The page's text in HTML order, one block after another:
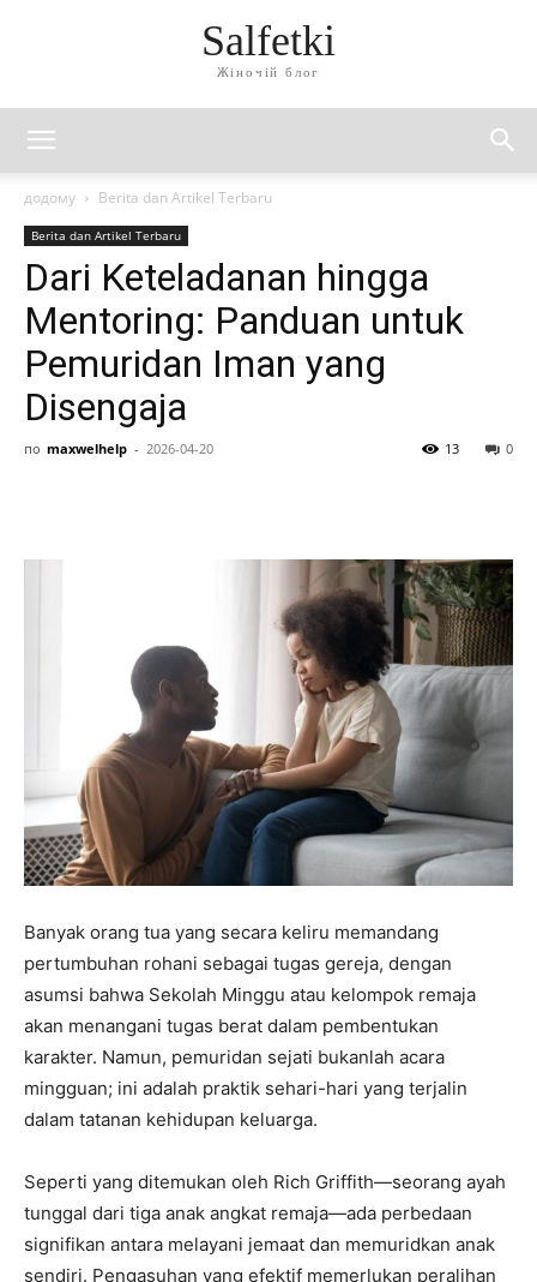
Salfetki
Жіночій блог
додому Berita dan Artikel Terbaru
Berita dan Artikel Terbaru
Dari Keteladanan hingga
Mentoring: Panduan untuk
Pemuridan Iman yang
Disengaja
по maxwelhelp - 2026-04-20 0
13
Banyak orang tua yang secara keliru memandang
pertumbuhan rohani sebagai tugas gereja, dengan
asumsi bahwa Sekolah Minggu atau kelompok remaja
akan menangani tugas berat dalam pembentukan
karakter. Namun, pemuridan sejati bukanlah acara
mingguan; ini adalah praktik sehari-hari yang terjalin
dalam tatanan kehidupan keluarga.
Seperti yang ditemukan oleh Rich Griffith—seorang ayah
tunggal dari tiga anak angkat remaja—ada perbedaan
signifikan antara melayani jemaat dan memuridkan anak
sendiri. Pengasuhan yang efektif memerlukan peralihan